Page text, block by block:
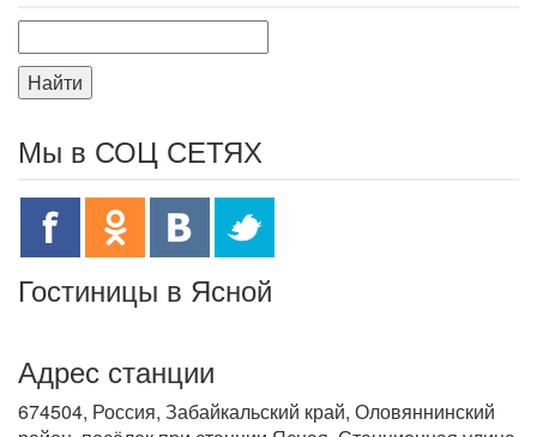
Найти
Мы в СОЦ СЕТЯХ
Гостиницы в Ясной
Адрес станции
674504, Россия, Забайкальский край, Оловяннинский